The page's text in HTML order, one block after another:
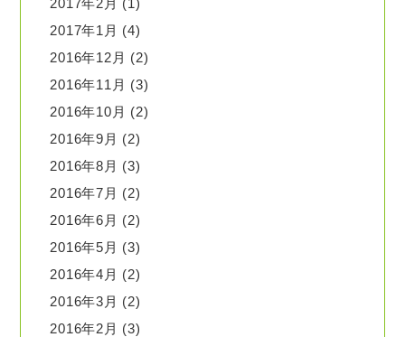
2017年2月 (1)
2017年1月 (4)
2016年12月 (2)
2016年11月 (3)
2016年10月 (2)
2016年9月 (2)
2016年8月 (3)
2016年7月 (2)
2016年6月 (2)
2016年5月 (3)
2016年4月 (2)
2016年3月 (2)
2016年2月 (3)